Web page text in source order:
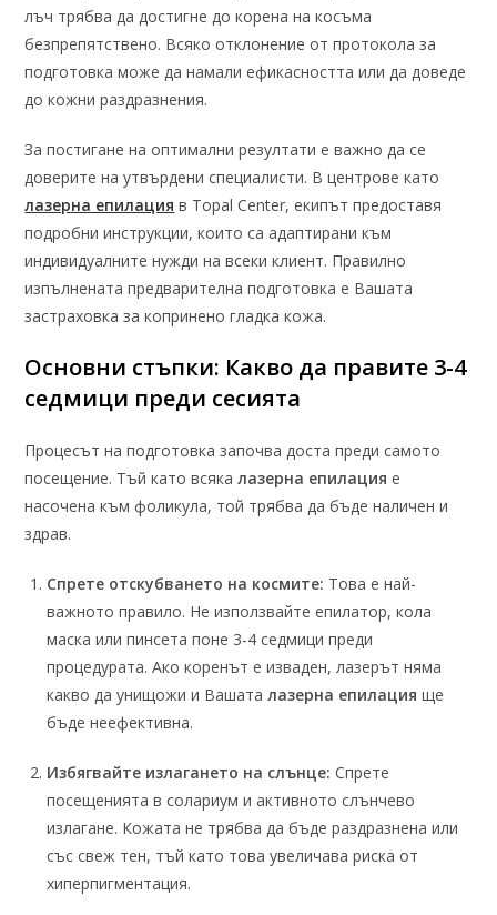
лъч трябва да достигне до корена на косъма
безпрепятствено. Всяко отклонение от протокола за
подготовка може да намали ефикасността или да доведе
до кожни раздразнения.
За постигане на оптимални резултати е важно да се
доверите на утвърдени специалисти. В центрове като
лазерна епилация в Topal Center, екипът предоставя
подробни инструкции, които са адаптирани към
индивидуалните нужди на всеки клиент. Правилно
изпълнената предварителна подготовка е Вашата
застраховка за копринено гладка кожа.
Основни стъпки: Какво да правите 3-4
седмици преди сесията
Процесът на подготовка започва доста преди самото
посещение. Тъй като всякалазерна епилация е
насочена към фоликула, той трябва да бъде наличен и
здрав.
Спрете отскубването на космите: Това е най-
важното правило. Не използвайте епилатор, кола
маска или пинсета поне 3-4 седмици преди
процедурата. Ако коренът е изваден, лазерът няма
какво да унищожи и Вашаталазерна епилация ще
бъде неефективна.
Избягвайте излагането на слънце: Спрете
посещенията в солариум и активното слънчево
излагане. Кожата не трябва да бъде раздразнена или
със свеж тен, тъй като това увеличава риска от
хиперпигментация.